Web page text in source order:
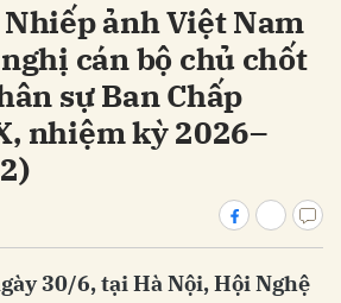
ảnh Việt Nam
cán bộ chủ chốt
sự Ban Chấp
nhiệm kỳ 2026–
30/6, tại Hà Nội, Hội Nghệ
Hủy